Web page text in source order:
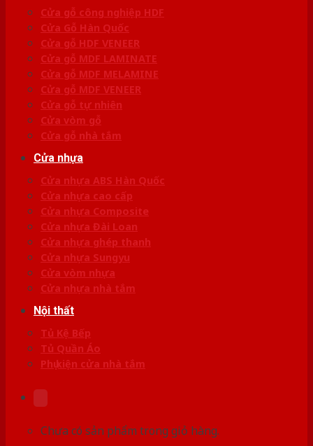
Cửa gỗ công nghiệp HDF
Cửa Gỗ Hàn Quốc
Cửa gỗ HDF VENEER
Cửa gỗ MDF LAMINATE
Cửa gỗ MDF MELAMINE
Cửa gỗ MDF VENEER
Cửa gỗ tự nhiên
Cửa vòm gỗ
Cửa gỗ nhà tắm
Cửa nhựa
Cửa nhựa ABS Hàn Quốc
Cửa nhựa cao cấp
Cửa nhựa Composite
Cửa nhựa Đài Loan
Cửa nhựa ghép thanh
Cửa nhựa Sungyu
Cửa vòm nhựa
Cửa nhựa nhà tắm
Nội thất
Tủ Kệ Bếp
Tủ Quần Áo
Phụ kiện cửa nhà tắm
Chưa có sản phẩm trong giỏ hàng.